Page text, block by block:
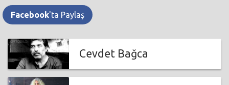
Facebook'ta Paylaş
Cevdet Bağca